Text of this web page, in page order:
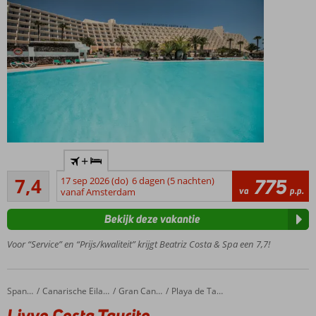
gelegen
Ruim opgezet
complex; ca. 2.000
buitenzwembaden
suites
aparte
ruimtes
7,4Voldoende/goed
143
beoordelingen
+
17 sep 2026 (do) 6 dagen (5 nachten)
vanaf Amsterdam
va 775 p.p.
Voor “Service” en “Prijs/kwaliteit” krijgt Beatriz Costa & Spa een 7,7!
Bekijk deze vakantie
Home Spanje Canarische Eilanden Gran Canaria Playa de Taurito
Livvo Costa Taurito